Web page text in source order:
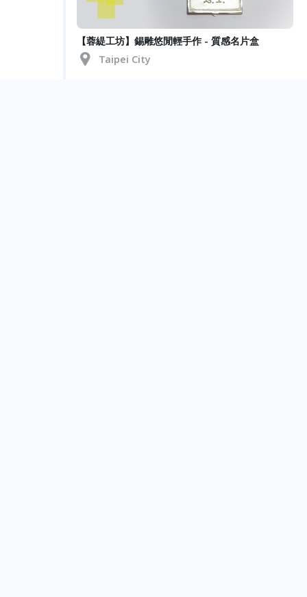
【蓉緹工坊】錫雕悠閒輕手作 - 質感名片盒
Taipei City